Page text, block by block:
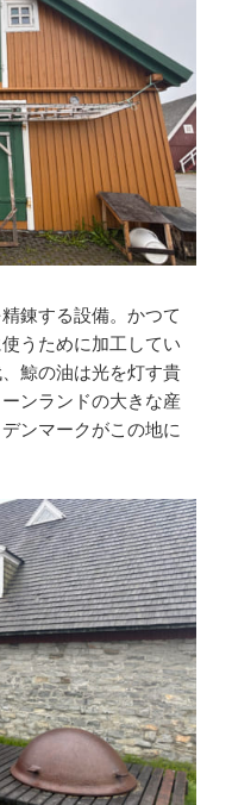
錬する設備。かつて
うために加工してい
鯨の油は光を灯す貴
ンランドの大きな産
ンマークがこの地に